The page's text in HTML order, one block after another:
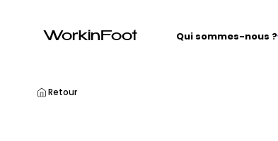
WorkinFoot Qui sommes-nous ?
Retour